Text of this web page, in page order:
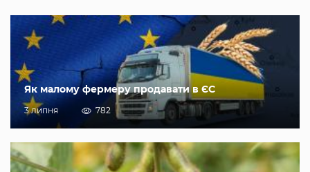
Як малому фермеру продавати в ЄС
3 липня 782